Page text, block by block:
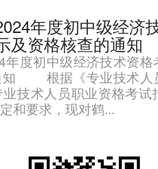
年度初中级经济
及资格核查的通知
年度初中级经济技术资
知 根据《专业技术人
技术人员职业资格考
和要求，现对鹤...